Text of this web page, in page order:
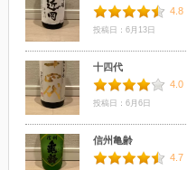
4.8
投稿日：6月13日
十四代
4.0
投稿日：6月6日
信州亀齢
4.7